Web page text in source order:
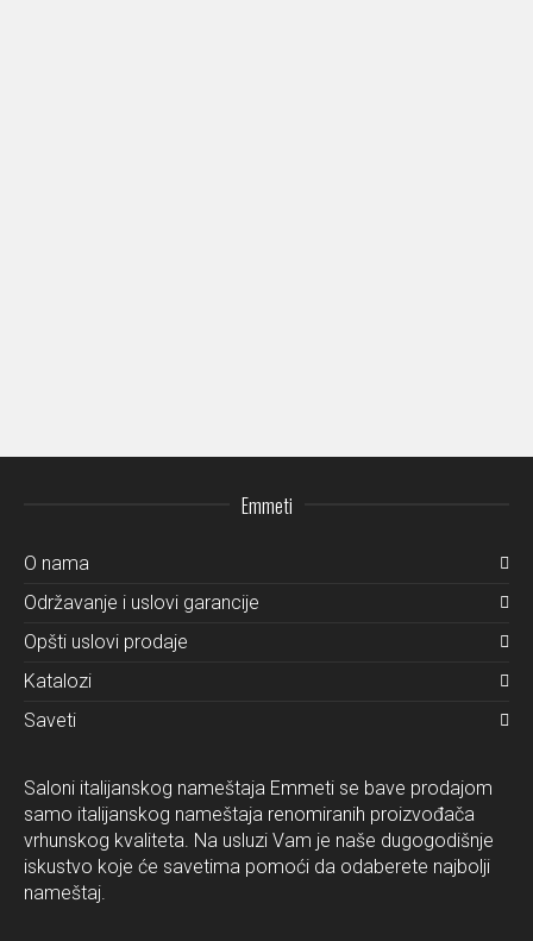
Emmeti
O nama
Održavanje i uslovi garancije
Opšti uslovi prodaje
Katalozi
Saveti
Saloni italijanskog nameštaja Emmeti se bave prodajom
samo italijanskog nameštaja renomiranih proizvođača
vrhunskog kvaliteta. Na usluzi Vam je naše dugogodišnje
iskustvo koje će savetima pomoći da odaberete najbolji
nameštaj.